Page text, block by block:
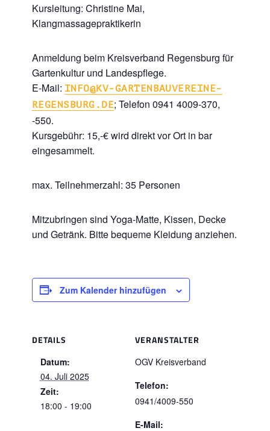
Kursleitung: Christine Mai,
Klangmassagepraktikerin
Anmeldung beim Kreisverband Regensburg für
Gartenkultur und Landespflege.
E-Mail: INFO@KV-GARTENBAUVEREINE-
REGENSBURG.DE; Telefon 0941 4009-370,
-550.
Kursgebühr: 15,-€ wird direkt vor Ort in bar
eingesammelt.
max. Teilnehmerzahl: 35 Personen
Mitzubringen sind Yoga-Matte, Kissen, Decke
und Getränk. Bitte bequeme Kleidung anziehen.
Zum Kalender hinzufügen
DETAILS
Datum:
04. Juli 2025
Zeit:
18:00 - 19:00
VERANSTALTER
OGV Kreisverband
Telefon:
0941/4009-550
E-Mail: